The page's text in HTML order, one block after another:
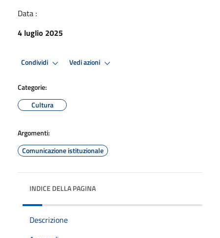
Data :
4 luglio 2025
Condividi Vedi azioni
Categorie:
Cultura
Argomenti:
Comunicazione istituzionale
INDICE DELLA PAGINA
Descrizione